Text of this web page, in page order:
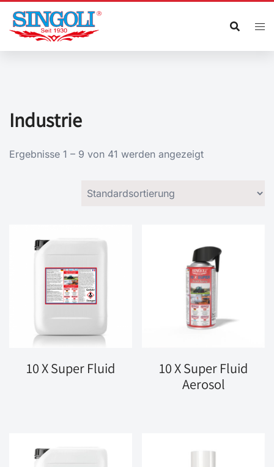
Zum
Inhalt
springen
Industrie
Ergebnisse 1 – 9 von 41 werden angezeigt
10 X Super Fluid
10 X Super Fluid
Aerosol